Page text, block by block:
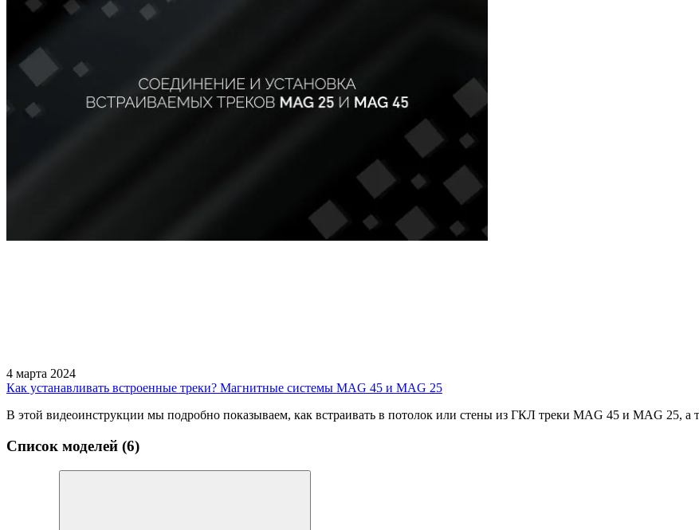
4 марта 2024
Как устанавливать встроенные треки? Магнитные системы MAG 45 и MAG 25
В этой видеоинструкции мы подробно показываем, как встраивать в потолок или стены из ГКЛ треки MAG 45 и MAG 25, а
Список моделей (6)